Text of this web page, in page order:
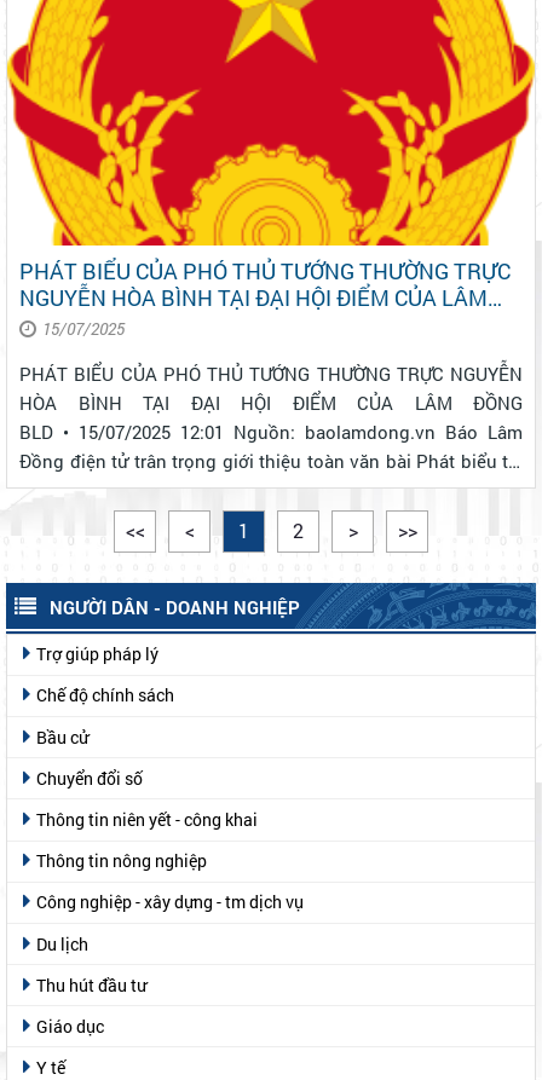
PHÁT BIỂU CỦA PHÓ THỦ TƯỚNG THƯỜNG TRỰC
NGUYỄN HÒA BÌNH TẠI ĐẠI HỘI ĐIỂM CỦA LÂM
ĐỒNG
15/07/2025
PHÁT BIỂU CỦA PHÓ THỦ TƯỚNG THƯỜNG TRỰC NGUYỄN
HÒA BÌNH TẠI ĐẠI HỘI ĐIỂM CỦA LÂM ĐỒNG
BLD • 15/07/2025 12:01 Nguồn: baolamdong.vn Báo Lâm
Đồng điện tử trân trọng giới thiệu toàn văn bài Phát biểu tại
Đại hội đại biểu Đảng bộ xã Đơn Dương, tỉnh Lâm Đồng, lần
thứ I, nhiệm kỳ 2025 - 2030 (ngày 15/7/2...
<< < 1 2 > >>
NGƯỜI DÂN - DOANH NGHIỆP
Trợ giúp pháp lý
Chế độ chính sách
Bầu cử
Chuyển đổi số
Thông tin niên yết - công khai
Thông tin nông nghiệp
Công nghiệp - xây dựng - tm dịch vụ
Du lịch
Thu hút đầu tư
Giáo dục
Y tế